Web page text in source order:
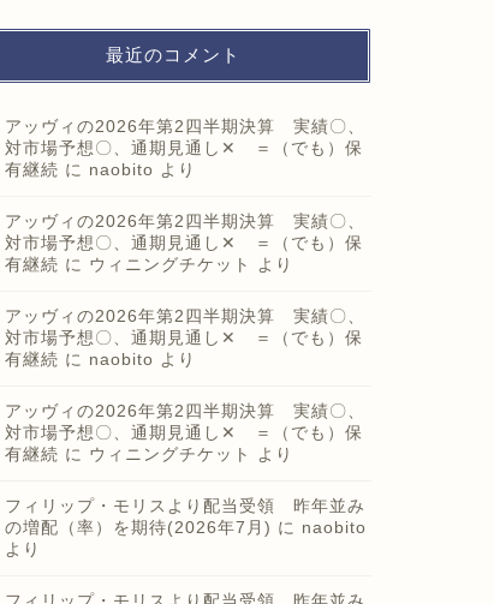
最近のコメント
アッヴィの2026年第2四半期決算 実績〇、
対市場予想〇、通期見通し✕ ＝（でも）保
有継続 に naobito より
アッヴィの2026年第2四半期決算 実績〇、
対市場予想〇、通期見通し✕ ＝（でも）保
有継続 に ウィニングチケット より
アッヴィの2026年第2四半期決算 実績〇、
対市場予想〇、通期見通し✕ ＝（でも）保
有継続 に naobito より
アッヴィの2026年第2四半期決算 実績〇、
対市場予想〇、通期見通し✕ ＝（でも）保
有継続 に ウィニングチケット より
フィリップ・モリスより配当受領 昨年並み
の増配（率）を期待(2026年7月) に naobito
より